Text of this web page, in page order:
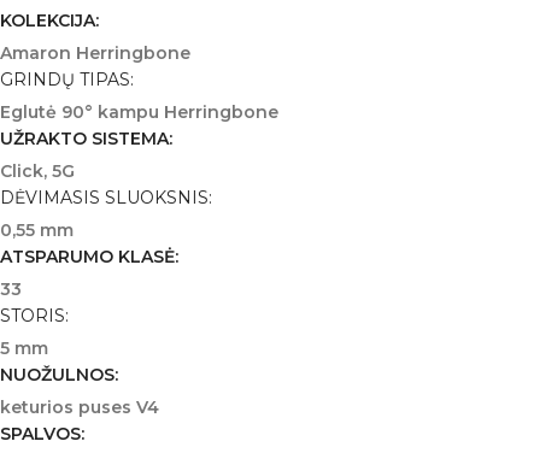
KOLEKCIJA:
Amaron Herringbone
GRINDŲ TIPAS:
Eglutė 90° kampu Herringbone
UŽRAKTO SISTEMA:
Click, 5G
DĖVIMASIS SLUOKSNIS:
0,55 mm
ATSPARUMO KLASĖ:
33
STORIS:
5 mm
NUOŽULNOS:
keturios puses V4
SPALVOS: